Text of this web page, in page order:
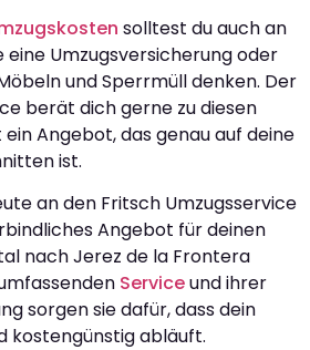
solltest du auch an
eine Umzugsversicherung oder
und Sperrmüll denken. Der
berät dich gerne zu diesen
Angebot, das genau auf deine
ist.
an den Fritsch Umzugsservice
Angebot für deinen
nach Jerez de la Frontera
Serviceund ihrer
sorgen sie dafür, dass dein
kostengünstig abläuft.